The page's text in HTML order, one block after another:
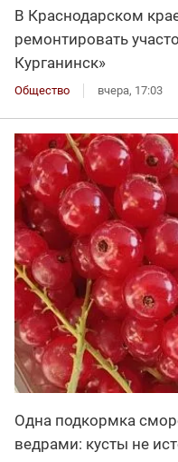
В Краснодарском
ремонтировать
Курганинск»
Общество вчера, 17:03
Одна подкормка
ведрами: кусты не